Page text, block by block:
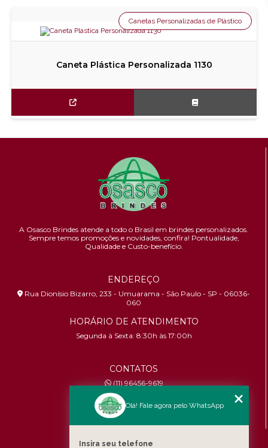
Caneta Plástica Personalizada 1130
Canetas Personalizadas de Plástico
A Osasco Brindes atende a todo o Brasil em brindes personalizados.
Sempre temos promoções e novidades, confira! Pontualidade,
Qualidade e Custo-benefício.
ENDEREÇO
Rua Dionísio Bizarro, 233 - Umuarama - São Paulo - SP - 06036-
060
HORÁRIO DE ATENDIMENTO
Segunda à Sexta: 8:30h às 17:00h
CONTATOS
(11) 96456-9619
contato@osascobrindes.com.br
CNPJ:26.434.153/0001-30
MENU
Olá! Fale agora pelo WhatsApp
Insira seu telefone